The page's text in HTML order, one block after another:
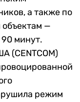
а также по
—
минут.
(CENTCOM)
режим